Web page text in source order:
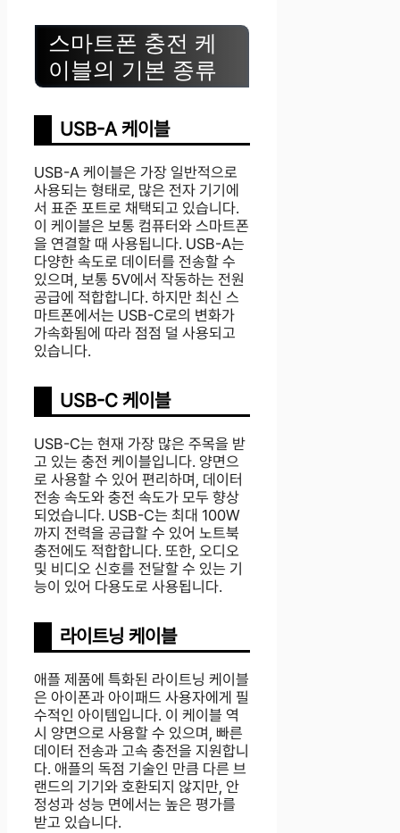
스마트폰 충전 케
이블의 기본 종류
USB-A 케이블
USB-A 케이블은 가장 일반적으로
사용되는 형태로, 많은 전자 기기에
서 표준 포트로 채택되고 있습니다.
이 케이블은 보통 컴퓨터와 스마트폰
을 연결할 때 사용됩니다. USB-A는
다양한 속도로 데이터를 전송할 수
있으며, 보통 5V에서 작동하는 전원
공급에 적합합니다. 하지만 최신 스
마트폰에서는 USB-C로의 변화가
가속화됨에 따라 점점 덜 사용되고
있습니다.
USB-C 케이블
USB-C는 현재 가장 많은 주목을 받
고 있는 충전 케이블입니다. 양면으
로 사용할 수 있어 편리하며, 데이터
전송 속도와 충전 속도가 모두 향상
되었습니다. USB-C는 최대 100W
까지 전력을 공급할 수 있어 노트북
충전에도 적합합니다. 또한, 오디오
및 비디오 신호를 전달할 수 있는 기
능이 있어 다용도로 사용됩니다.
라이트닝 케이블
애플 제품에 특화된 라이트닝 케이블
은 아이폰과 아이패드 사용자에게 필
수적인 아이템입니다. 이 케이블 역
시 양면으로 사용할 수 있으며, 빠른
데이터 전송과 고속 충전을 지원합니
다. 애플의 독점 기술인 만큼 다른 브
랜드의 기기와 호환되지 않지만, 안
정성과 성능 면에서는 높은 평가를
받고 있습니다.